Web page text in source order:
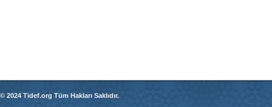
© 2024 Tidef.org Tüm Hakları Saklıdır.